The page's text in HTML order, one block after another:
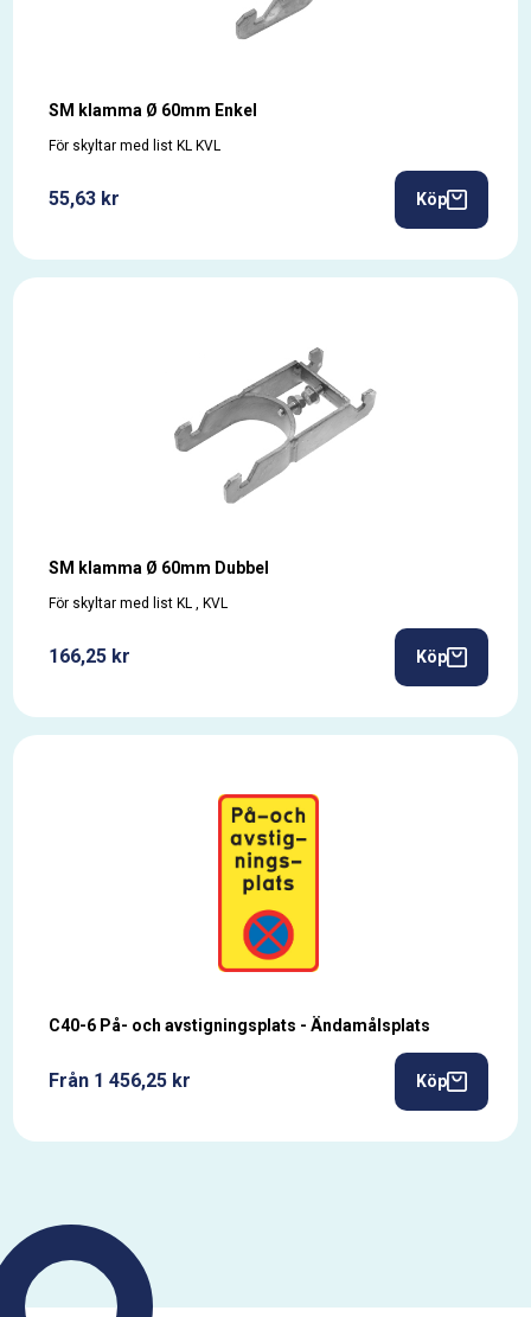
SM klamma Ø 60mm Enkel
För skyltar med list KL KVL
55,63 kr Köp
SM klamma Ø 60mm Dubbel
För skyltar med list KL , KVL
166,25 kr Köp
C40-6 På- och avstigningsplats - Ändamålsplats
Från 1 456,25 kr Köp